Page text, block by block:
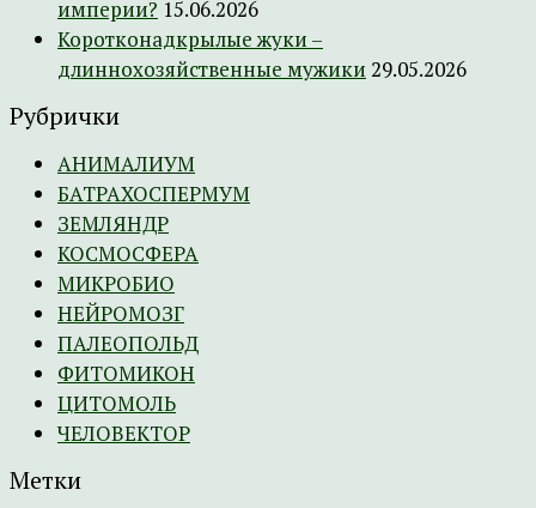
империи? 15.06.2026
Коротконадкрылые жуки –
длиннохозяйственные мужики 29.05.2026
Рубрички
АНИМАЛИУМ
БАТРАХОСПЕРМУМ
ЗЕМЛЯНДР
КОСМОСФЕРА
МИКРОБИО
НЕЙРОМОЗГ
ПАЛЕОПОЛЬД
ФИТОМИКОН
ЦИТОМОЛЬ
ЧЕЛОВЕКТОР
Метки